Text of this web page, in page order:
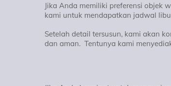
Jika Anda memiliki preferensi objek
kami untuk mendapatkan jadwal
Setelah detail tersusun, kami akan
dan aman. Tentunya kami